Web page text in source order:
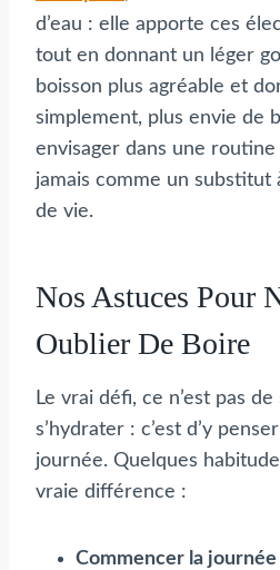
d’eau : elle apporte ces
tout en donnant un léger
boisson plus agréable et
simplement, plus envie de
envisager dans une
jamais comme un substitut
de vie.
Nos Astuces Pour
Oublier De Boire
Le vrai défi, ce n’est pas
s’hydrater : c’est d’y
journée. Quelques
vraie différence :
Commencer la journée